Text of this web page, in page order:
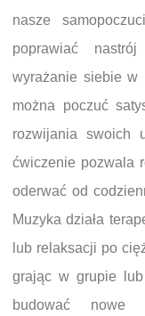
nasze
poprawiać
wyrażanie siebie w
można poczuć
rozwijania swoich
ćwiczenie pozwala
oderwać od
Muzyka działa
lub relaksacji po
grając w grupie
budować nowe